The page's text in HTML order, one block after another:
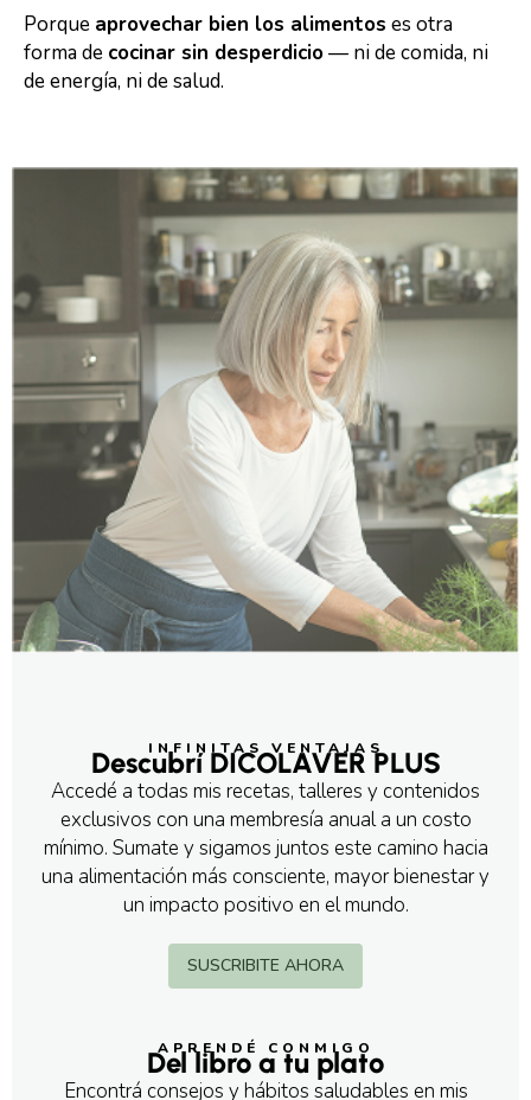
Porque aprovechar bien los alimentos es otra
forma de cocinar sin desperdicio— ni de comida, ni
de energía, ni de salud.
INFINITAS VENTAJAS
Descubrí DICOLAVER PLUS
Accedé a todas mis recetas, talleres y contenidos
exclusivos con una membresía anual a un costo
mínimo. Sumate y sigamos juntos este camino hacia
una alimentación más consciente, mayor bienestar y
un impacto positivo en el mundo.
SUSCRIBITE AHORA
APRENDÉ CONMIGO
Del libro a tu plato
Encontrá consejos y hábitos saludables en mis